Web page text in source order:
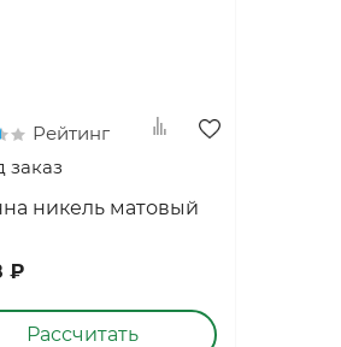
Рейтинг
заказ
никель матовый
₽
Рассчитать